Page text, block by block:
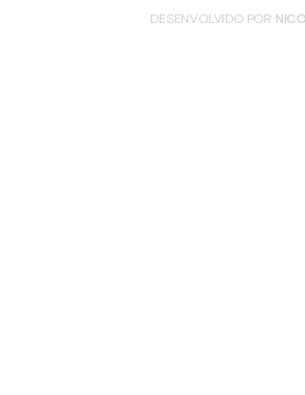
DESENVOLVIDO POR